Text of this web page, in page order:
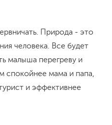
Природа - это
человека. Все будет
малыша перегреву и
спокойнее мама и папа,
и эффективнее